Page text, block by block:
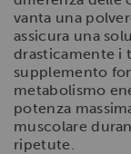
vanta una
assicura una
drasticamente i
supplemento
metabolismo
potenza
muscolare
ripetute.